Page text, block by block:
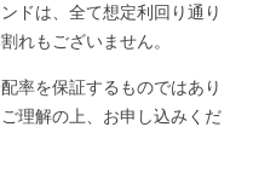
ドは、全て想定利回り通り
れもございません。
率を保証するものではあり
理解の上、お申し込みくだ